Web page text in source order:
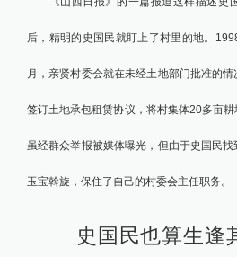
后，精明的史国民就盯上了村里的地。
月，亲贤村委会就在未经土地部门批准的
签订土地承包租赁协议，将村集体20多亩
虽经群众举报被媒体曝光，但由于史国民
玉宝斡旋，保住了自己的村委会主任职务。
史国民也算生逢